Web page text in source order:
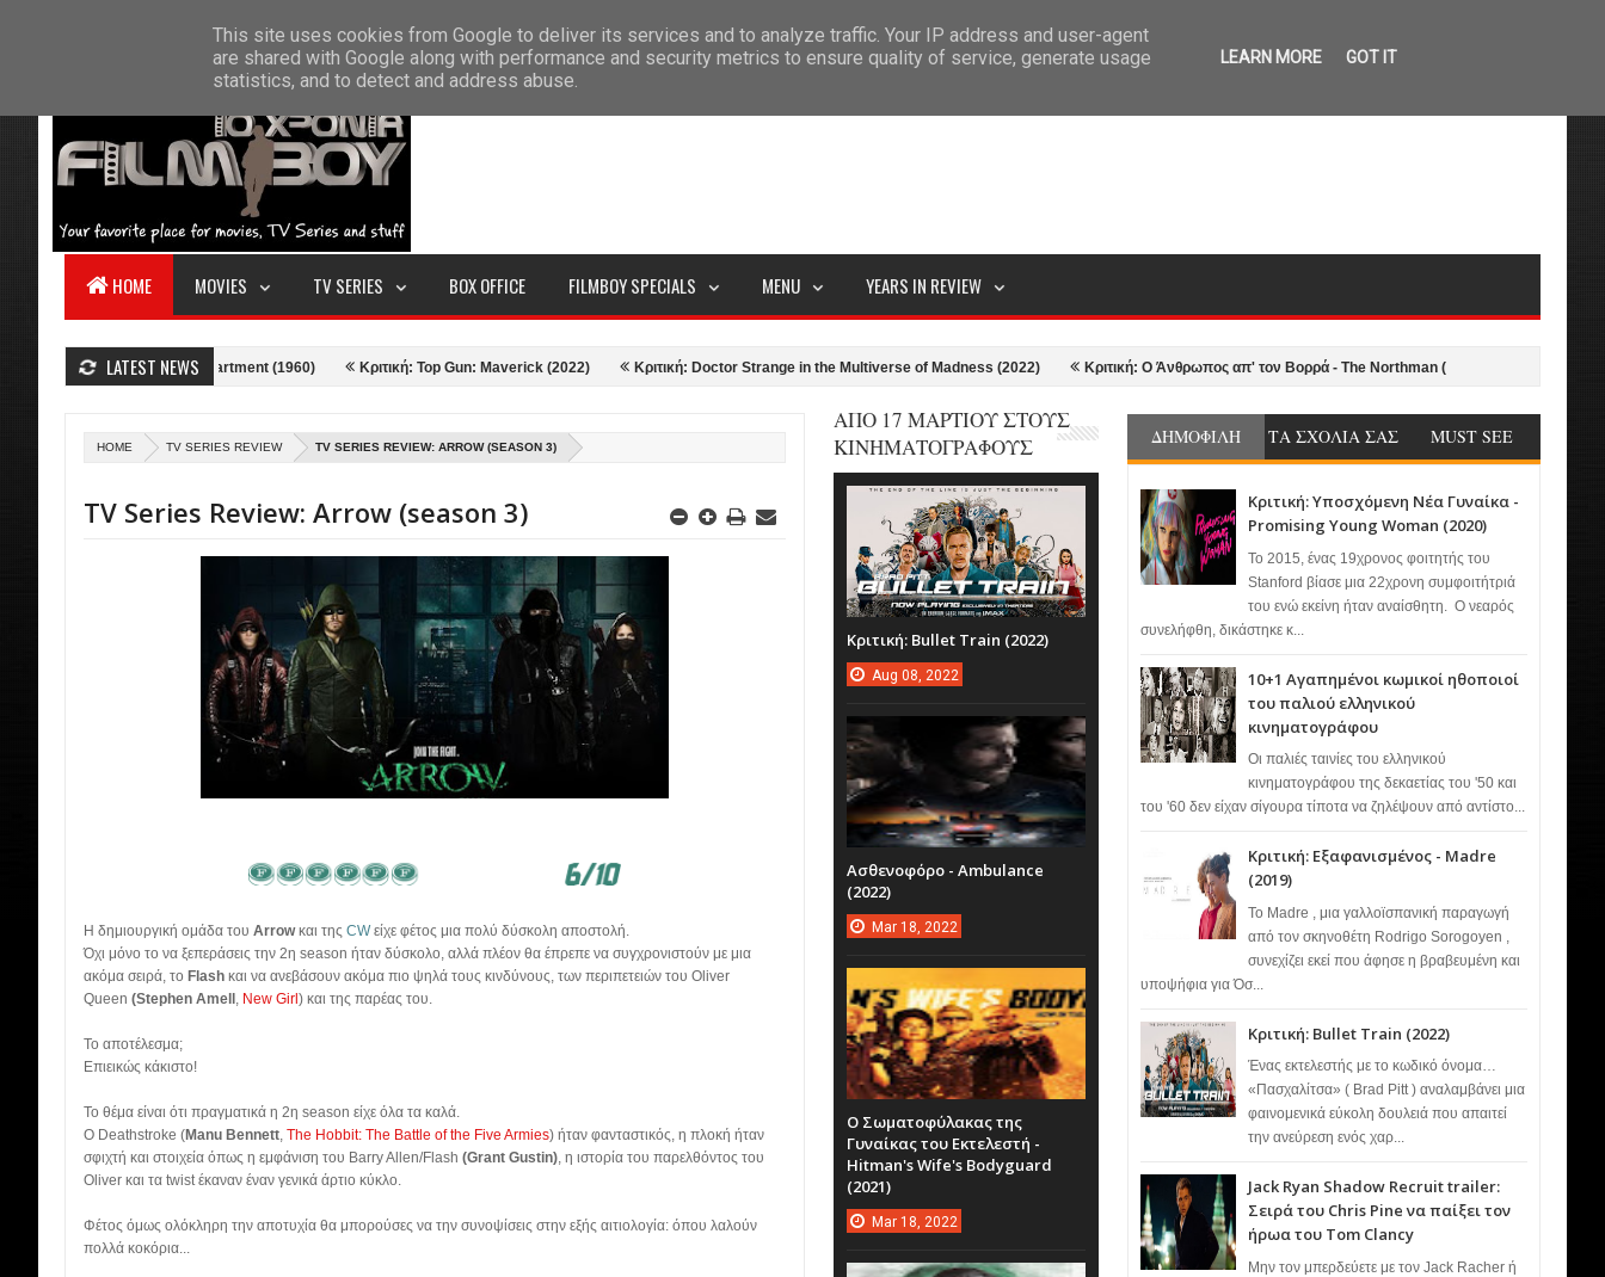
HOME ABOUT US CONTACT SITEMAP
HOME MOVIES TV SERIES BOX OFFICE FILMBOY SPECIALS MENU YEARS IN REVIEW
LATEST NEWS
- The Apartment (1960) Κριτική: Top Gun: Maverick (2022) Κριτική: Doctor Strange in the Multiverse of Madness (2022) Κριτική: Ο Άνθρωπος απ' τον Βορρά - The Northman (2022)
HOME TV SERIES REVIEW TV SERIES REVIEW: ARROW (SEASON 3)
TV Series Review: Arrow (season 3)
Η δημιουργική ομάδα του Arrowκαι της CWείχε φέτος μια πολύ δύσκολη αποστολή.
Όχι μόνο το να ξεπεράσεις την 2η season ήταν δύσκολο, αλλά πλέον θα έπρεπε να συγχρονιστούν με μια
ακόμα σειρά, το Flash και να ανεβάσουν ακόμα πιο ψηλά τους κινδύνους, των περιπετειών του Oliver
Queen (Stephen Amell , New Girl ) και της παρέας του.
Το αποτέλεσμα;
Επιεικώς κάκιστο!
Το θέμα είναι ότι πραγματικά η 2η season είχε όλα τα καλά.
Ο Deathstroke (Manu Bennett, The Hobbit: The Battle of the Five Armies) ήταν φανταστικός, η πλοκή ήταν
σφιχτή και στοιχεία όπως η εμφάνιση του Barry Allen/Flash (Grant Gustin), η ιστορία του παρελθόντος του
Oliver και τα twist έκαναν έναν γενικά άρτιο κύκλο.
Φέτος όμως ολόκληρη την αποτυχία θα μπορούσες να την συνοψίσεις στην εξής αιτιολογία: όπου λαλούν
πολλά κοκόρια...
ΔΗΜΟΦΙΛΗ ΤΑ ΣΧΟΛΙΑ ΣΑΣ MUST SEE
Κριτική: Υποσχόμενη Νέα Γυναίκα -
Promising Young Woman (2020)
Το 2015, ένας 19χρονος φοιτητής του
Stanford βίασε μια 22χρονη συμφοιτήτριά
του ενώ εκείνη ήταν αναίσθητη. Ο νεαρός
συνελήφθη, δικάστηκε κ...
10+1 Αγαπημένοι κωμικοί ηθοποιοί
του παλιού ελληνικού
κινηματογράφου
Οι παλιές ταινίες του ελληνικού
κινηματογράφου της δεκαετίας του '50 και
του '60 δεν είχαν σίγουρα τίποτα να ζηλέψουν από αντίστο...
Κριτική: Εξαφανισμένος - Madre
(2019)
Το Madre , μια γαλλοϊσπανική παραγωγή
από τον σκηνοθέτη Rodrigo Sorogoyen ,
συνεχίζει εκεί που άφησε η βραβευμένη και
υποψήφια για Όσ...
Κριτική: Bullet Train (2022)
Ένας εκτελεστής με το κωδικό όνομα…
«Πασχαλίτσα» ( Brad Pitt ) αναλαμβάνει μια
φαινομενικά εύκολη δουλειά που απαιτεί
την ανεύρεση ενός χαρ...
Jack Ryan Shadow Recruit trailer:
Σειρά του Chris Pine να παίξει τον
ήρωα του Tom Clancy
Μην τον μπερδεύετε με τον Jack Racher ή
ΑΠΟ 17 ΜΑΡΤΙΟΥ ΣΤΟΥΣ
ΚΙΝΗΜΑΤΟΓΡΑΦΟΥΣ
Κριτική: Bullet Train (2022)
Aug 08, 2022
Ασθενοφόρο - Ambulance
(2022)
Mar 18, 2022
Ο Σωματοφύλακας της
Γυναίκας του Εκτελεστή -
Hitman's Wife's Bodyguard
(2021)
Mar 18, 2022
This site uses cookies from Google to deliver its services and to analyze traffic. Your IP address and user-agent
are shared with Google along with performance and security metrics to ensure quality of service, generate usage
statistics, and to detect and address abuse.
LEARN MORE GOT IT